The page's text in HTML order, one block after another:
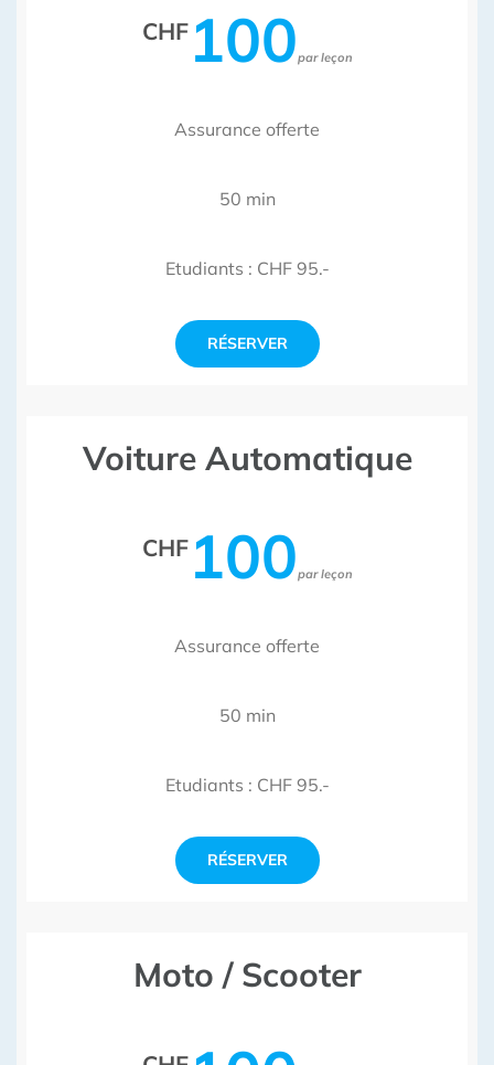
CHF100par leçon
Assurance offerte
50 min
Etudiants : CHF 95.-
RÉSERVER
Voiture Automatique
CHF100par leçon
Assurance offerte
50 min
Etudiants : CHF 95.-
RÉSERVER
Moto / Scooter